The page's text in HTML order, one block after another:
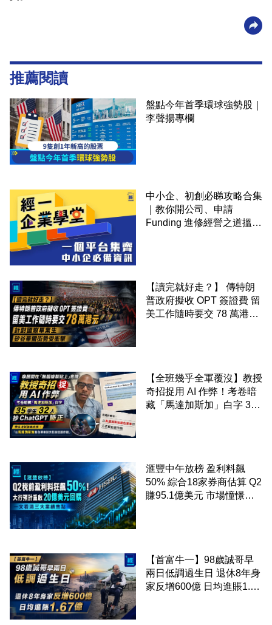
推薦閱讀
盤點今年首季環球強勢股｜
李聲揚專欄
中小企、初創必睇攻略合集
｜教你開公司、申請
Funding 進修經營之道搵大
【讀完就好走？】 傳特朗
普政府擬收 OPT 簽證費 留
美工作隨時要交 78 萬港元
【全班幾乎全軍覆沒】教授
奇招捉用 AI 作弊！考卷暗
藏「馬達加斯加」白字 35
滙豐中午放榜 盈利料飆
50% 綜合18家券商估算 Q2
賺95.1億美元 市場憧憬重
【首富牛一】98歲誠哥早
兩日低調過生日 退休8年身
家反增600億 日均進賬1.67